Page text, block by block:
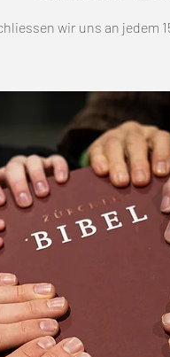
wir uns an jedem